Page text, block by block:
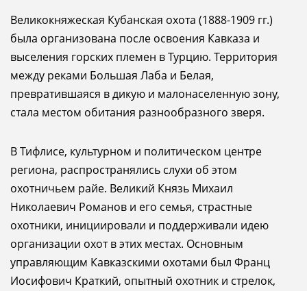
Великокняжеская Кубанская охота (1888-1909 гг.)
была организована после освоения Кавказа и
выселения горских племен в Турцию. Территория
между реками Большая Лаба и Белая,
превратившаяся в дикую и малонаселенную зону,
стала местом обитания разнообразного зверя.
В Тифлисе, культурном и политическом центре
региона, распространялись слухи об этом
охотничьем райе. Великий Князь Михаил
Николаевич Романов и его семья, страстные
охотники, инициировали и поддерживали идею
организации охот в этих местах. Основным
управляющим Кавказскими охотами был Франц
Иосифович Краткий, опытный охотник и стрелок,